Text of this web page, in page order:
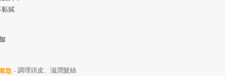
膩
取 - 調理頭皮、滋潤髮絲